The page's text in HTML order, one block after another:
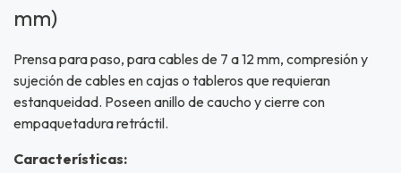
mm)
Prensa para paso, para cables de 7 a 12 mm, compresión y
sujeción de cables en cajas o tableros que requieran
estanqueidad. Poseen anillo de caucho y cierre con
empaquetadura retráctil.
Características: